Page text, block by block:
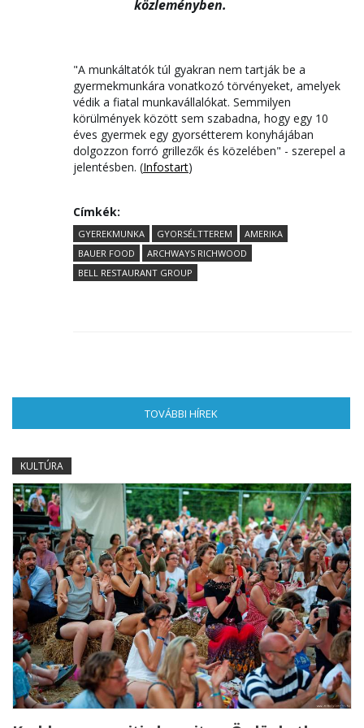
közleményben.
"A munkáltatók túl gyakran nem tartják be a
gyermekmunkára vonatkozó törvényeket, amelyek
védik a fiatal munkavállalókat. Semmilyen
körülmények között sem szabadna, hogy egy 10
éves gyermek egy gyorsétterem konyhájában
dolgozzon forró grillezők és közelében" - szerepel a
jelentésben. (Infostart)
Címkék:
GYEREKMUNKA GYORSÉLTTEREM
AMERIKA
BAUER FOOD
ARCHWAYS RICHWOOD
BELL RESTAURANT GROUP
TOVÁBBI HÍREK
KULTÚRA